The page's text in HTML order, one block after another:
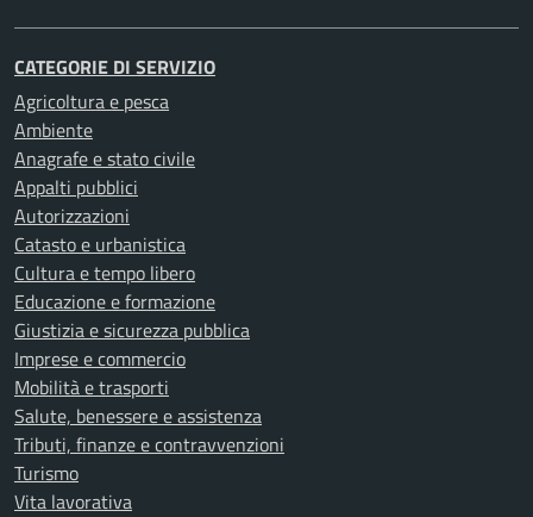
CATEGORIE DI SERVIZIO
Agricoltura e pesca
Ambiente
Anagrafe e stato civile
Appalti pubblici
Autorizzazioni
Catasto e urbanistica
Cultura e tempo libero
Educazione e formazione
Giustizia e sicurezza pubblica
Imprese e commercio
Mobilità e trasporti
Salute, benessere e assistenza
Tributi, finanze e contravvenzioni
Turismo
Vita lavorativa